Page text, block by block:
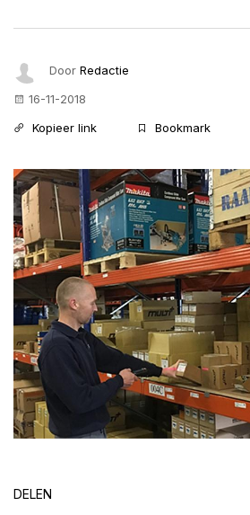
Door Redactie
16-11-2018
Kopieer link
Bookmark
DELEN